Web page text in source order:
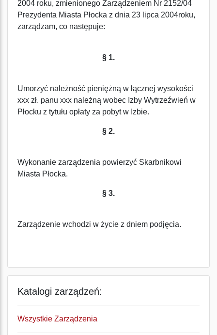
2004 roku, zmienionego Zarządzeniem Nr 2152/04
Prezydenta Miasta Płocka z dnia 23 lipca 2004roku,
zarządzam, co następuje:
§ 1.
Umorzyć należność pieniężną w łącznej wysokości
xxx zł. panu xxx należną wobec Izby Wytrzeźwień w
Płocku z tytułu opłaty za pobyt w Izbie.
§ 2.
Wykonanie zarządzenia powierzyć Skarbnikowi
Miasta Płocka.
§ 3.
Zarządzenie wchodzi w życie z dniem podjęcia.
Katalogi zarządzeń:
Wszystkie Zarządzenia